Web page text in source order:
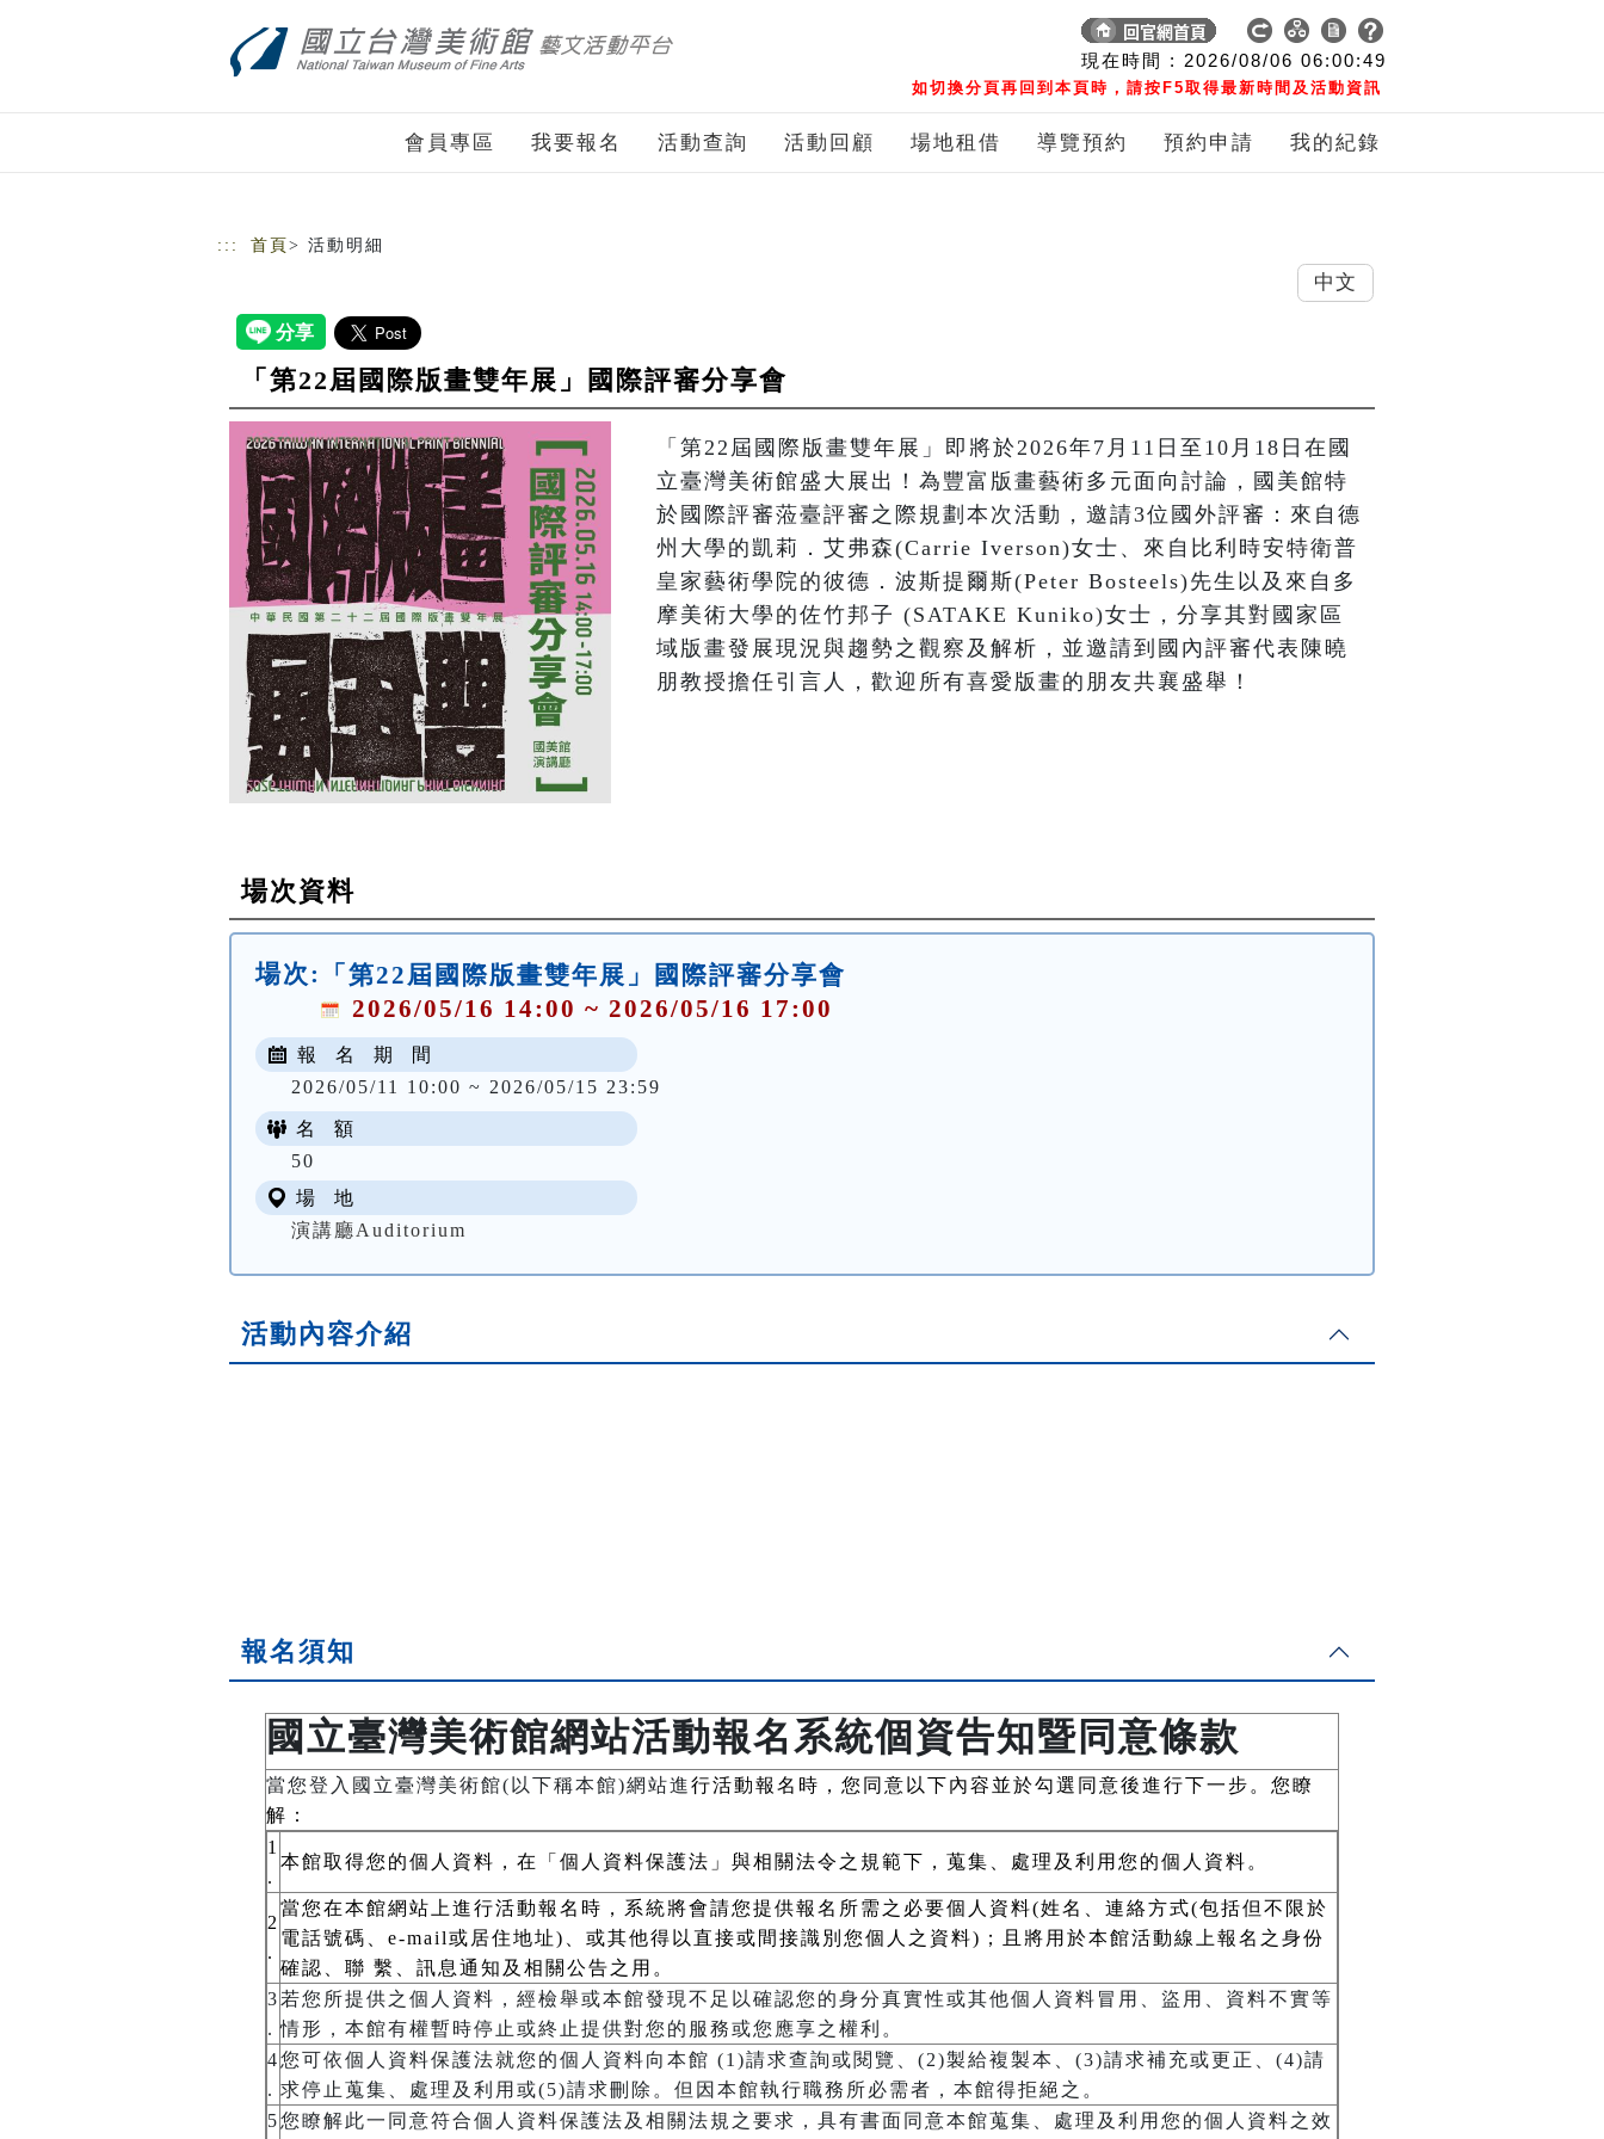
現在時間 : 2026/08/06 06:00:49
如切換分頁再回到本頁時，請按F5取得最新時間及活動資訊
會員專區 我要報名 活動查詢 活動回顧 場地租借 導覽預約 預約申請 我的紀錄
::: 首頁 > 活動明細
「第22屆國際版畫雙年展」國際評審分享會
「第22屆國際版畫雙年展」即將於2026年7月11日至10月18日在國
立臺灣美術館盛大展出！為豐富版畫藝術多元面向討論，國美館特
於國際評審蒞臺評審之際規劃本次活動，邀請3位國外評審：來自德
州大學的凱莉．艾弗森(Carrie Iverson)女士、來自比利時安特衛普
皇家藝術學院的彼德．波斯提爾斯(Peter Bosteels)先生以及來自多
摩美術大學的佐竹邦子 (SATAKE Kuniko)女士，分享其對國家區
域版畫發展現況與趨勢之觀察及解析，並邀請到國內評審代表陳曉
朋教授擔任引言人，歡迎所有喜愛版畫的朋友共襄盛舉！
場次資料
場次:
「第22屆國際版畫雙年展」國際評審分享會
2026/05/16 14:00 ~ 2026/05/16 17:00
報 名 期 間
2026/05/11 10:00 ~ 2026/05/15 23:59
名 額
50
場 地
演講廳Auditorium
活動內容介紹
報名須知
國立臺灣美術館網站活動報名系統個資告知暨同意條款
當您登入國立臺灣美術館(以下稱本館)網站進行活動報名時，您同意以下內容並於勾選同意後進行下一步。您瞭
解：
1
.
本館取得您的個人資料，在「個人資料保護法」與相關法令之規範下，蒐集、處理及利用您的個人資料。
2
.
當您在本館網站上進行活動報名時，系統將會請您提供報名所需之必要個人資料(姓名、連絡方式(包括但不限於
電話號碼、e-mail或居住地址)、或其他得以直接或間接識別您個人之資料)；且將用於本館活動線上報名之身份
確認、聯 繫、訊息通知及相關公告之用。
3
.
若您所提供之個人資料，經檢舉或本館發現不足以確認您的身分真實性或其他個人資料冒用、盜用、資料不實等
情形，本館有權暫時停止或終止提供對您的服務或您應享之權利。
4
.
您可依個人資料保護法就您的個人資料向本館 (1)請求查詢或閱覽、(2)製給複製本、(3)請求補充或更正、(4)請
求停止蒐集、處理及利用或(5)請求刪除。但因本館執行職務所必需者，本館得拒絕之。
5您瞭解此一同意符合個人資料保護法及相關法規之要求，具有書面同意本館蒐集、處理及利用您的個人資料之效